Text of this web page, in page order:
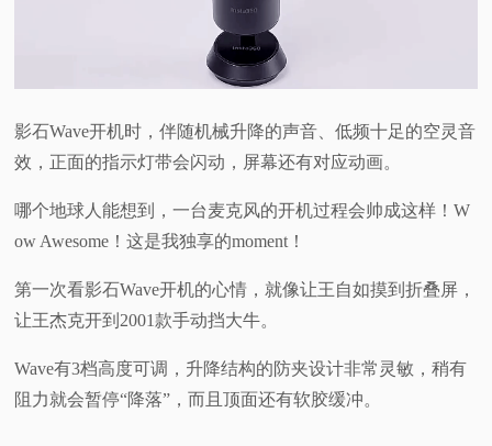
影石Wave开机时，伴随机械升降的声音、低频十足的空灵音
效，正面的指示灯带会闪动，屏幕还有对应动画。
哪个地球人能想到，一台麦克风的开机过程会帅成这样！W
ow Awesome！这是我独享的moment！
第一次看影石Wave开机的心情，就像让王自如摸到折叠屏，
让王杰克开到2001款手动挡大牛。
Wave有3档高度可调，升降结构的防夹设计非常灵敏，稍有
阻力就会暂停“降落”，而且顶面还有软胶缓冲。